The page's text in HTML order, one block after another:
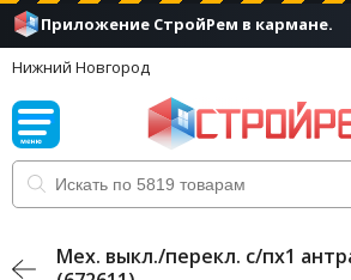
Приложение СтройРем в кармане.
Нижний Новгород
Мех. выкл./перекл. с/пx1